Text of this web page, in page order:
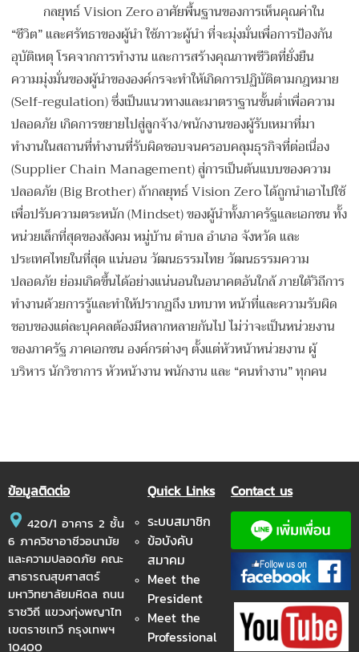
กลยุทธ์ Vision Zero อาศัยพื้นฐานของการเห็นคุณค่าใน
“ชีวิต” และศรัทธาของผู้นำ ใช้ภาวะผู้นำ ที่จะมุ่งมั่นเพื่อการป้องกัน
อุบัติเหตุ โรคจากการทำงาน และการสร้างคุณภาพชีวิตที่ยั่งยืน
ความมุ่งมั่นของผู้นำขององค์กรจะทำให้เกิดการปฏิบัติตามกฎหมาย
(Self-regulation) ซึ่งเป็นแนวทางและมาตราฐานขั้นต่ำเพื่อความ
ปลอดภัย เกิดการขยายไปสู่ลูกจ้าง/พนักงานของผู้รับเหมาที่มา
ทำงานในสถานที่ทำงานที่รับผิดชอบจนครอบคลุมธุรกิจที่ต่อเนื่อง
(Supplier Chain Management) สู่การเป็นต้นแบบของความ
ปลอดภัย (Big Brother) ถ้ากลยุทธ์ Vision Zero ได้ถูกนำเอาไปใช้
เพื่อปรับความตระหนัก (Mindset) ของผู้นำทั้งภาครัฐและเอกชน ทั้ง
หน่วยเล็กที่สุดของสังคม หมู่บ้าน ตำบล อำเภอ จังหวัด และ
ประเทศไทยในที่สุด แน่นอน วัฒนธรรมไทย วัฒนธรรมความ
ปลอดภัย ย่อมเกิดขึ้นได้อย่างแน่นอนในอนาคตอันใกล้ ภายใต้วิถีการ
ทำงานด้วยการรู้และทำให้ปรากฏถึง บทบาท หน้าที่และความรับผิด
ชอบของแต่ละบุคคลต้องมีหลากหลายกันไป ไม่ว่าจะเป็นหน่วยงาน
ของภาครัฐ ภาคเอกชน องค์กรต่างๆ ตั้งแต่หัวหน้าหน่วยงาน ผู้
บริหาร นักวิชาการ หัวหน้างาน พนักงาน และ “คนทำงาน” ทุกคน
ข้อมูลติดต่อ
420/1 อาคาร 2 ชั้น
6 ภาควิชาอาชีวอนามัย
และความปลอดภัย คณะ
สาธารณสุขศาสตร์
มหาวิทยาลัยมหิดล ถนน
ราชวิถี แขวงทุ่งพญาไท
เขตราชเทวี กรุงเทพฯ
10400
Quick Links
ระบบสมาชิก
ข้อบังคับ
สมาคม
Meet the
President
Meet the
Professional
Contact us